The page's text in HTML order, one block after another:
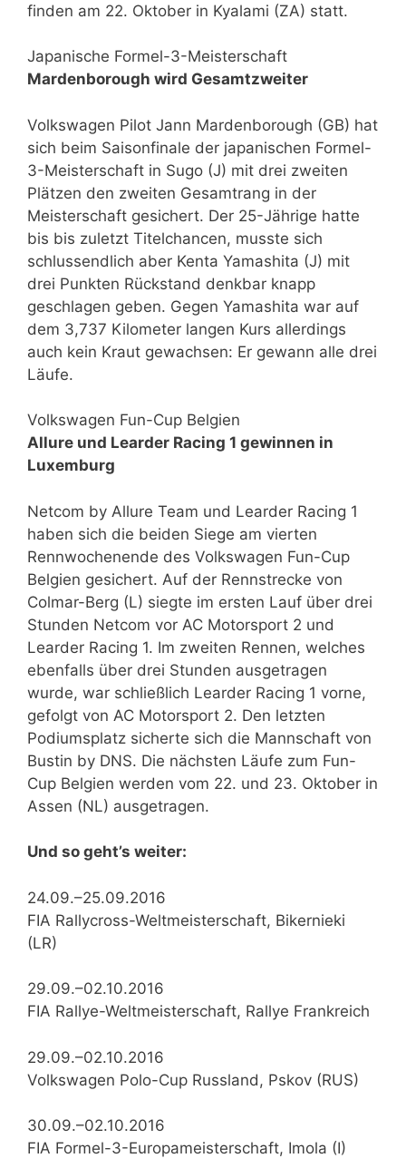
finden am 22. Oktober in Kyalami (ZA) statt.
Japanische Formel-3-Meisterschaft
Mardenborough wird Gesamtzweiter
Volkswagen Pilot Jann Mardenborough (GB) hat
sich beim Saisonfinale der japanischen Formel-
3-Meisterschaft in Sugo (J) mit drei zweiten
Plätzen den zweiten Gesamtrang in der
Meisterschaft gesichert. Der 25-Jährige hatte
bis bis zuletzt Titelchancen, musste sich
schlussendlich aber Kenta Yamashita (J) mit
drei Punkten Rückstand denkbar knapp
geschlagen geben. Gegen Yamashita war auf
dem 3,737 Kilometer langen Kurs allerdings
auch kein Kraut gewachsen: Er gewann alle drei
Läufe.
Volkswagen Fun-Cup Belgien
Allure und Learder Racing 1 gewinnen in
Luxemburg
Netcom by Allure Team und Learder Racing 1
haben sich die beiden Siege am vierten
Rennwochenende des Volkswagen Fun-Cup
Belgien gesichert. Auf der Rennstrecke von
Colmar-Berg (L) siegte im ersten Lauf über drei
Stunden Netcom vor AC Motorsport 2 und
Learder Racing 1. Im zweiten Rennen, welches
ebenfalls über drei Stunden ausgetragen
wurde, war schließlich Learder Racing 1 vorne,
gefolgt von AC Motorsport 2. Den letzten
Podiumsplatz sicherte sich die Mannschaft von
Bustin by DNS. Die nächsten Läufe zum Fun-
Cup Belgien werden vom 22. und 23. Oktober in
Assen (NL) ausgetragen.
Und so geht’s weiter:
24.09.–25.09.2016
FIA Rallycross-Weltmeisterschaft, Bikernieki
(LR)
29.09.–02.10.2016
FIA Rallye-Weltmeisterschaft, Rallye Frankreich
29.09.–02.10.2016
Volkswagen Polo-Cup Russland, Pskov (RUS)
30.09.–02.10.2016
FIA Formel-3-Europameisterschaft, Imola (I)